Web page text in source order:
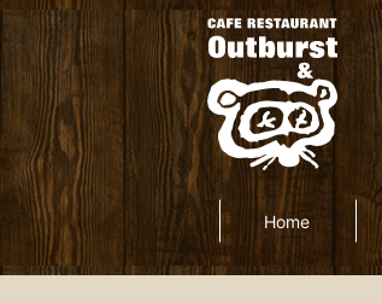
Home